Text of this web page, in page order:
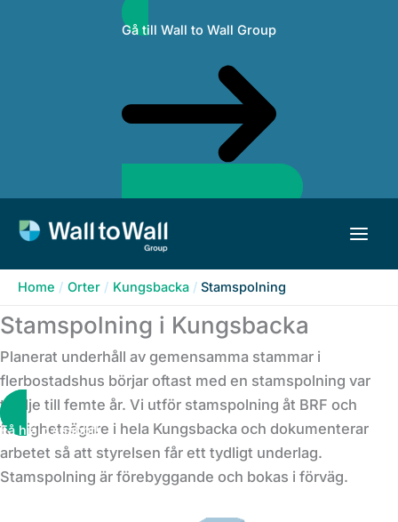
Gå till Wall to Wall Group
Home Orter Kungsbacka Stamspolning
Stamspolning i Kungsbacka
Planerat underhåll av gemensamma stammar i
flerbostadshus börjar oftast med en stamspolning var
tredje till femte år. Vi utför stamspolning åt BRF och
fastighetsägare i hela Kungsbacka och dokumenterar
arbetet så att styrelsen får ett tydligt underlag.
Stamspolning är förebyggande och bokas i förväg.
Få hjälp snabbt!